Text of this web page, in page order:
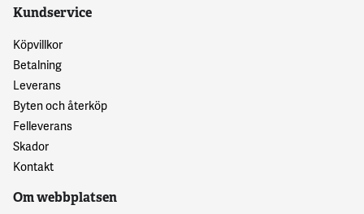
Kundservice
Köpvillkor
Betalning
Leverans
Byten och återköp
Felleverans
Skador
Kontakt
Om webbplatsen